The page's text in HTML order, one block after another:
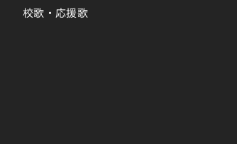
校歌・応援歌